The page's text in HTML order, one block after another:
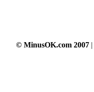
© MinusOK.com 2007 |